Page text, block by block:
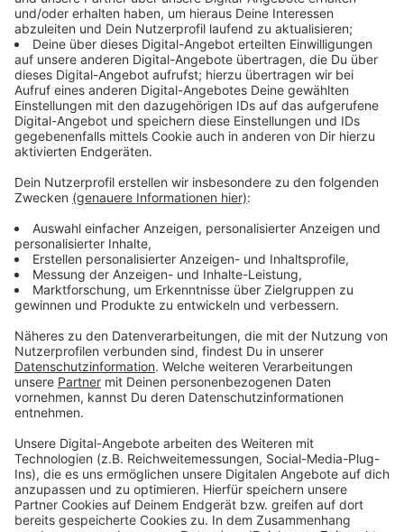
12609 Bewertungen
Radio-App für Android
Ø 4.7
21463 Bewertungen
Hört uns und lasst von euch hören: